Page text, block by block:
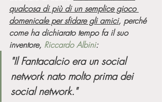
qualcosa di più di un semplice gioco
domenicale per sfidare gli amici, perché
come ha dichiarato tempo fa il suo
inventore, Riccardo Albini:
"Il Fantacalcio era un social
network nato molto prima dei
social network."